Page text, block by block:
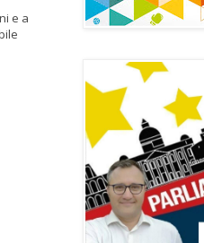
e a